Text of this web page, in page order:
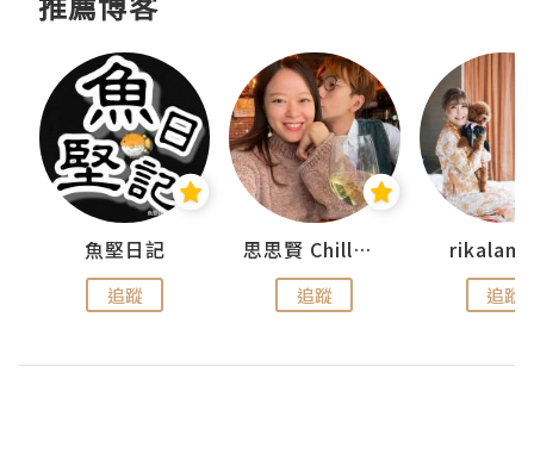
魚堅日記
追蹤
思思賢 ChillMyBabe
追蹤 追蹤